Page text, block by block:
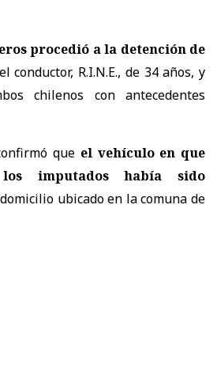
procedió a la detención de
conductor, R.I.N.E., de 34 años, y
chilenos con antecedentes
que el vehículo en que
imputados había sido
ubicado en la comuna de